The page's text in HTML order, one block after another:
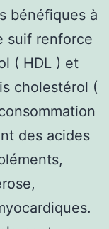
bénéfiques à
suif renforce
( HDL ) et
cholestérol (
des acides